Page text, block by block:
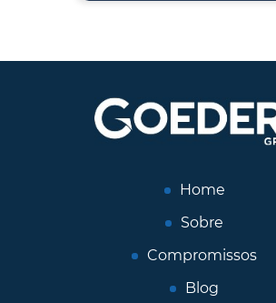
Home
Sobre
Compromissos
Blog